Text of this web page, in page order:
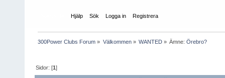
Hjälp Sök Logga in Registrera
300Power Clubs Forum » Välkommen» WANTED» Ämne:Örebro?
Sidor: [1]